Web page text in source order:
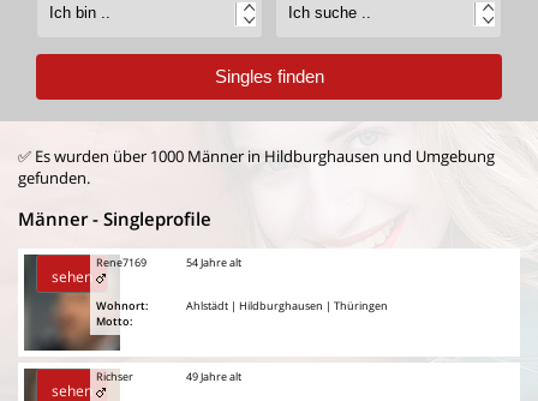
✅ Es wurden über 1000 Männer in Hildburghausen und Umgebung
gefunden.
Männer - Singleprofile
sehen
Rene7169
Wohnort:
Motto:
54 Jahre alt
Ahlstädt | Hildburghausen | Thüringen
sehen
Richser 49 Jahre alt